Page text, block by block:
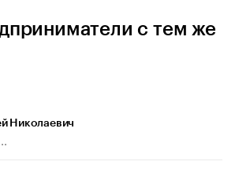
с тем же
Николаевич